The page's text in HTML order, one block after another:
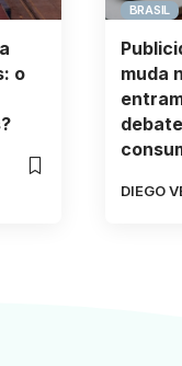
o
BRASIL
muda
DIEGO